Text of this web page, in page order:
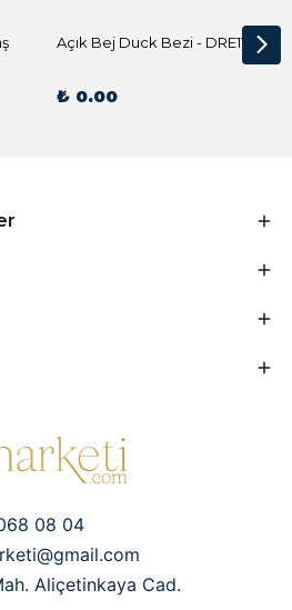
Açık Bej Duck Bezi - DRE1144 Kumaş Peçete
₺ 0.00
08 04
Aliçetinkaya Cad.